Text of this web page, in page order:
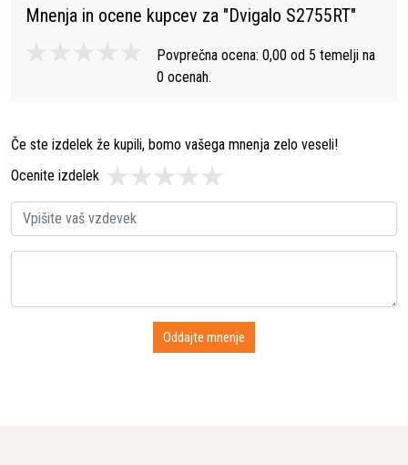
Mnenja in ocene kupcev za "Dvigalo S2755RT"
Povprečna ocena: 0,00 od 5 temelji na
0 ocenah.
Če ste izdelek že kupili, bomo vašega mnenja zelo veseli!
Ocenite izdelek